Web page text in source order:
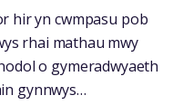
hir yn cwmpasu pob
rhai mathau mwy
o gymeradwyaeth
gynnwys…